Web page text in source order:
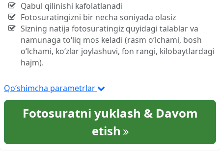
Qabul qilinishi kafolatlanadi
Fotosuratingizni bir necha soniyada olasiz
Sizning natija fotosuratingiz quyidagi talablar va
namunaga to‘liq mos keladi (rasm o‘lchami, bosh
o‘lchami, ko‘zlar joylashuvi, fon rangi, kilobaytlardagi
hajm).
Qo‘shimcha parametrlar
Fotosuratni yuklash & Davom
etish